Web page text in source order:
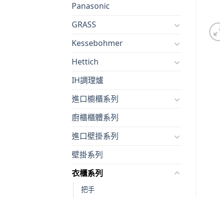
Panasonic
GRASS
Kessebohmer
Hettich
IH調理爐
進口櫥櫃系列
廚櫃櫃體系列
進口壁掛系列
壁掛系列
衣櫃系列
把手